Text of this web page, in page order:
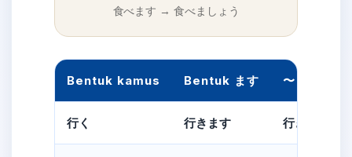
食べます → 食べましょう
Bentuk kamus Bentuk ます 〜ましょう
行く 行きます 行きましょ